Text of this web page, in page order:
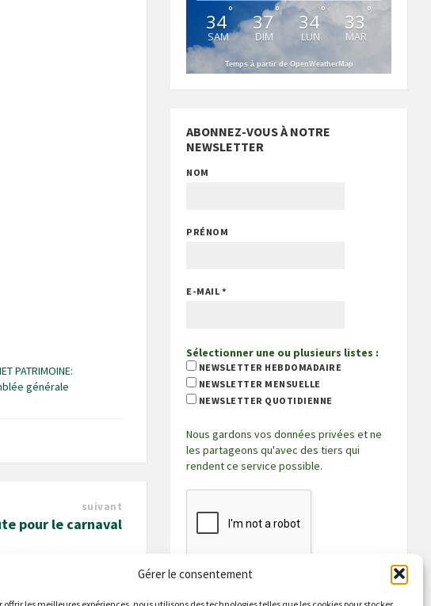
Gérer le consentement
PATRIMOINE:
générale
suivant
pour le carnaval
34°
SAM
37°
DIM
34°
LUN
33 °
MAR
Temps à partir de OpenWeatherMap
ABONNEZ-VOUS À NOTRE
NEWSLETTER
NOM
PRÉNOM
E-MAIL *
Sélectionner une ou plusieurs listes :
NEWSLETTER HEBDOMADAIRE
NEWSLETTER MENSUELLE
NEWSLETTER QUOTIDIENNE
Nous gardons vos données privées et ne
les partageons qu'avec des tiers qui
rendent ce service possible.